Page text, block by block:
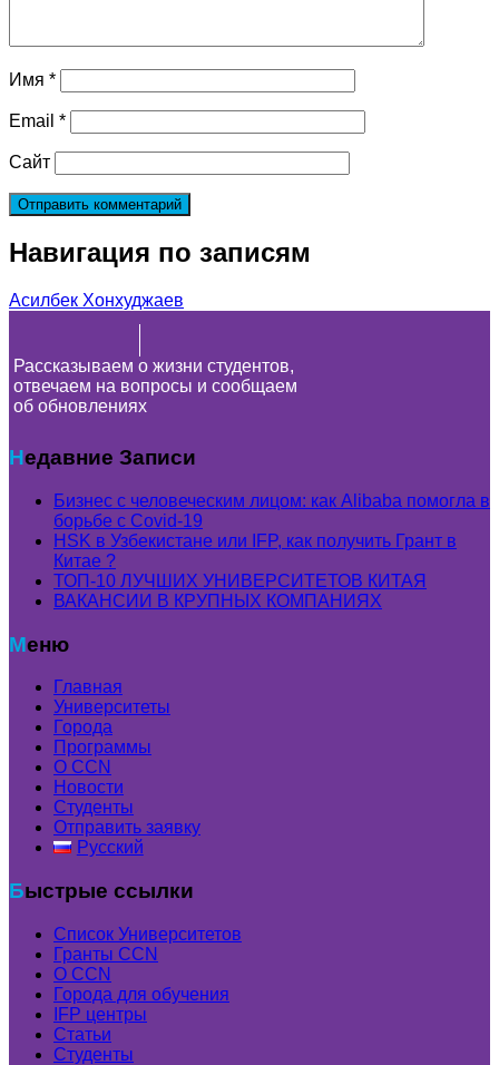
Имя *
Email *
Сайт
Навигация по записям
Асилбек Хонхуджаев
Рассказываем о жизни студентов,
отвечаем на вопросы и сообщаем
об обновлениях
Недавние Записи
Бизнес с человеческим лицом: как Alibaba помогла в
борьбе с Covid-19
HSK в Узбекистане или IFP, как получить Грант в
Китае ?
ТОП-10 ЛУЧШИХ УНИВЕРСИТЕТОВ КИТАЯ
ВАКАНСИИ В КРУПНЫХ КОМПАНИЯХ
Меню
Главная
Университеты
Города
Программы
О CCN
Новости
Студенты
Отправить заявку
Русский
Быстрые ссылки
Список Университетов
Гранты ССN
О ССN
Города для обучения
IFP центры
Статьи
Студенты